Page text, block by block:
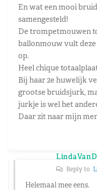
En wat een mooi
samengesteld!
De trompetmouwen
ballonmouw vult
op.
Heel chique
Bij haar 2e huwelijk
grootse bruidsjurk,
jurkje is wel het
Daar zit naar mijn
Reply to
Helemaal mee eens.